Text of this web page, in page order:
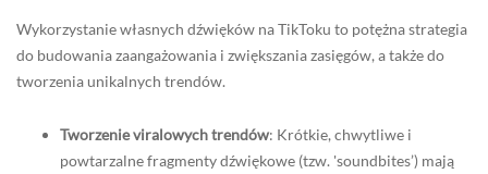
Wykorzystanie własnych dźwięków na TikToku to potężna strategia
do budowania zaangażowania i zwiększania zasięgów, a także do
tworzenia unikalnych trendów.
Tworzenie viralowych trendów: Krótkie, chwytliwe i
powtarzalne fragmenty dźwiękowe (tzw. 'soundbites’) mają